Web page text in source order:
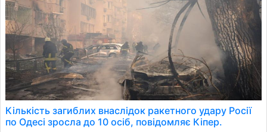
Кількість загиблих внаслідок ракетного удару Росії
по Одесі зросла до 10 осіб, повідомляє Кіпер.